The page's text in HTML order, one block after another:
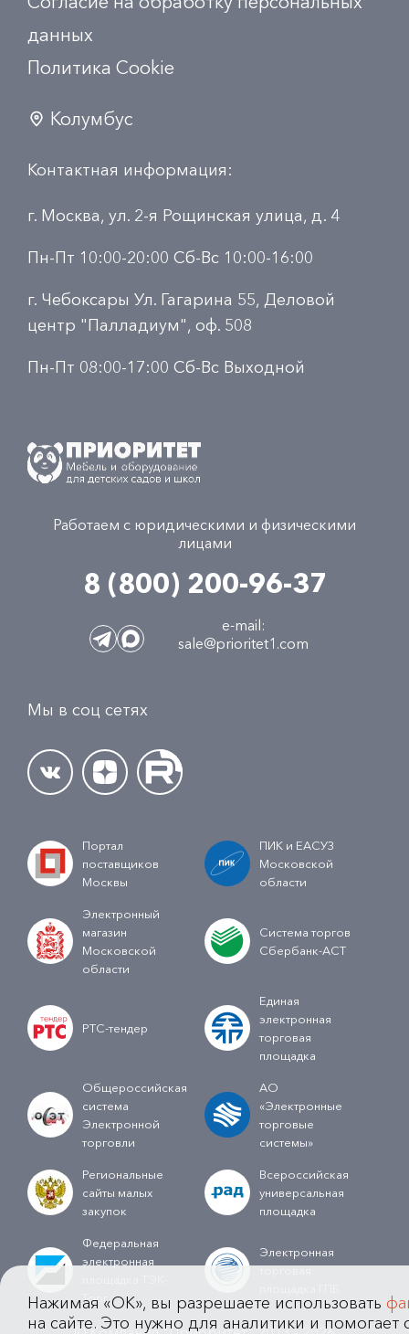
данных
Политика Сookie
Колумбус
Контактная информация:
г. Москва, ул. 2-я Рощинская улица, д. 4
Пн-Пт 10:00-20:00 Сб-Вс 10:00-16:00
г. Чебоксары Ул. Гагарина 55, Деловой
центр "Палладиум", оф. 508
Пн-Пт 08:00-17:00 Сб-Вс Выходной
Работаем с юридическими и физическими
лицами
8 (800) 200-96-37
e-mail:
sale@prioritet1.com
Мы в соц сетях
Портал
поставщиков
Москвы
ПИК и ЕАСУЗ
Московской
области
Электронный
магазин
Московской
области
Система торгов
Сбербанк-АСТ
РТС-тендер
Единая
электронная
торговая
площадка
Общероссийская
система
Электронной
торговли
АО
«Электронные
торговые
системы»
Региональные
сайты малых
закупок
Всероссийская
универсальная
площадка
Федеральная
электронная
Торг
Электронная
торговая
Нажимая «OK», вы разрешаете использовать
на сайте. Это нужно для аналитики и помогает